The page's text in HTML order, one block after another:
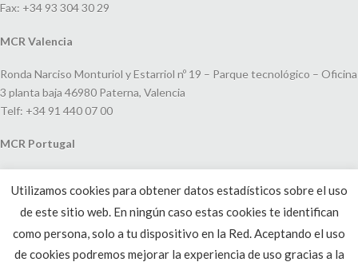
Fax: +34 93 304 30 29
MCR Valencia
Ronda Narciso Monturiol y Estarriol nº 19 – Parque tecnológico – Oficina
3 planta baja 46980 Paterna, Valencia
Telf: +34 91 440 07 00
MCR Portugal
João V, 24
1250-091 Lisboa, Portugal
Telf: +351 220 993 033
Utilizamos cookies para obtener datos estadísticos sobre el uso
de este sitio web. En ningún caso estas cookies te identifican
como persona, solo a tu dispositivo en la Red. Aceptando el uso
de cookies podremos mejorar la experiencia de uso gracias a la